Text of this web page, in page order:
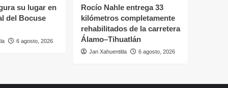
su lugar en
del Bocuse
6 agosto, 2026
Rocío Nahle entrega 33
kilómetros completamente
rehabilitados de la carretera
Álamo–Tihuatlán
Jan Xahuentitla 6 agosto, 2026